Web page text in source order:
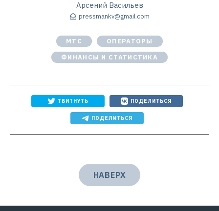
Арсений Васильев
pressmankv@gmail.com
МТС
ОПЕРАТОРЫ
ФИНАНСЫ И СТАТИСТИКА
ТВИТНУТЬ ПОДЕЛИТЬСЯ
ПОДЕЛИТЬСЯ
НАВЕРХ